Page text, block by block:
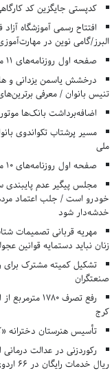
کدپستی جایگزین کد
افتتاح رسمی آموزشگاه
البرز/گامی نوین در
صفحه اول روزنامه‌های 11 مرداد 1405
درخشش یاسمن یزدانی و
تنیس بانوان / معرفی
اضافه‌برداشت بانک‌ها
مسیر پرشتاب تکواندوی
ملی
صفحه اول روزنامه‌های 10 مرداد 1405
مجلس پیگیر عدم پایبندی
خودرو است / جلب اعتماد
خدشه‌دار شود
مهریه قربانی تصمیمات
زنان نباید دستمایه قوانین
تشکیل کمیته مشترک
صنعتگران
رفع تصرف ۱۷۸۰
کرج
تأسیس هنرستان دخترانه
ریال خدمات رایگان در ۶۶ اردوی جهادی سلامت